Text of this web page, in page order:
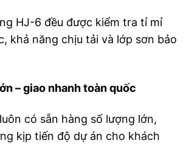
HJ-6 đều được kiểm tra tỉ mỉ
khả năng chịu tải và lớp sơn bảo
– giao nhanh toàn quốc
có sẵn hàng số lượng lớn,
kịp tiến độ dự án cho khách